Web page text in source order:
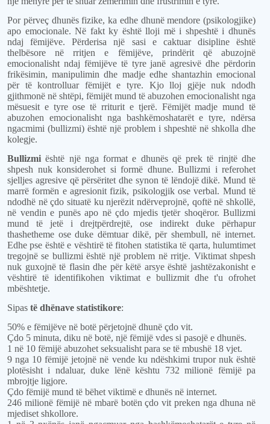
Por përveç dhunës fizike, ka edhe dhunë mendore (psikologjike)
apo emocionale. Në fakt ky është lloji më i shpeshtë i dhunës
ndaj fëmijëve. Përderisa një sasi e caktuar disipline është
thelbësore në rritjen e fëmijëve, prindërit që abuzojnë
emocionalisht ndaj fëmijëve të tyre janë agresivë dhe përdorin
frikësimin, manipulimin dhe madje edhe shantazhin emocional
për të kontrolluar fëmijët e tyre. Kjo lloj gjëje nuk ndodh
gjithmonë në shtëpi, fëmijët mund të abuzohen emocionalisht nga
mësuesit e tyre ose të rriturit e tjerë. Fëmijët madje mund të
abuzohen emocionalisht nga bashkëmoshatarët e tyre, ndërsa
ngacmimi (bullizmi) është një problem i shpeshtë në shkolla dhe
kolegje.
Bullizmiështë një nga format e dhunës që prek të rinjtë dhe
shpesh nuk konsiderohet si formë dhune. Bullizmi i referohet
sjelljes agresive që përsëritet dhe synon të lëndojë dikë. Mund të
marrë formën e agresionit fizik, psikologjik ose verbal. Mund të
ndodhë në çdo situatë ku njerëzit ndërveprojnë, qoftë në shkollë,
në vendin e punës apo në çdo mjedis tjetër shoqëror. Bullizmi
mund të jetë i drejtpërdrejtë, ose indirekt duke përhapur
thashetheme ose duke dëmtuar dikë, për shembull, në internet.
Edhe pse është e vështirë të fitohen statistika të qarta, hulumtimet
tregojnë se bullizmi është një problem në rritje. Viktimat shpesh
nuk guxojnë të flasin dhe për këtë arsye është jashtëzakonisht e
vështirë të identifikohen viktimat e bullizmit dhe t'u ofrohet
mbështetje.
Sipas të dhënave statistikore:
50% e fëmijëve në botë përjetojnë dhunë çdo vit.
Çdo 5 minuta, diku në botë, një fëmijë vdes si pasojë e dhunës.
1 në 10 fëmijë abuzohet seksualisht para se të mbushë 18 vjet.
9 nga 10 fëmijë jetojnë në vende ku ndëshkimi trupor nuk është
plotësisht i ndaluar, duke lënë kështu 732 milionë fëmijë pa
mbrojtje ligjore.
Çdo fëmijë mund të bëhet viktimë e dhunës në internet.
246 milionë fëmijë në mbarë botën çdo vit preken nga dhuna në
mjediset shkollore.